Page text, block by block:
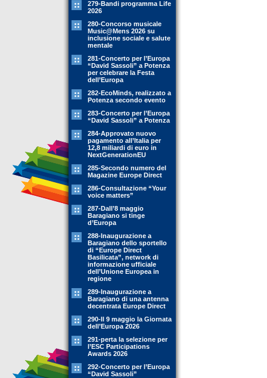
279-Bandi programma Life
2026
280-Concorso musicale
Music@Mens 2026 su
inclusione sociale e salute
mentale
281-Concerto per l’Europa
“David Sassoli” a Potenza
per celebrare la Festa
dell’Europa
282-EcoMinds, realizzato a
Potenza secondo evento
283-Concerto per l’Europa
“David Sassoli” a Potenza
284-Approvato nuovo
pagamento all’Italia per
12,8 miliardi di euro in
NextGenerationEU
285-Secondo numero del
Magazine Europe Direct
286-Consultazione “Your
voice matters”
287-Dall’8 maggio
Baragiano si tinge
d’Europa
288-Inaugurazione a
Baragiano dello sportello
di “Europe Direct
Basilicata”, network di
informazione ufficiale
dell’Unione Europea in
regione
289-Inaugurazione a
Baragiano di una antenna
decentrata Europe Direct
290-Il 9 maggio la Giornata
dell’Europa 2026
291-perta la selezione per
l’ESC Participations
Awards 2026
292-Concerto per l’Europa
“David Sassoli”